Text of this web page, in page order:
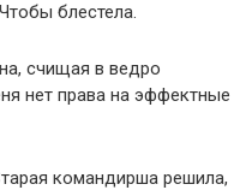
блестела.
счищая в ведро
нет права на эффектные
командирша решила,